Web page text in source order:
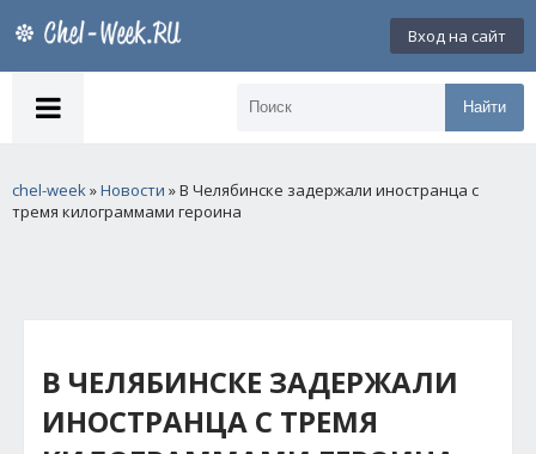
Вход на сайт
Найти
chel-week»Новости » В Челябинске задержали иностранца с
тремя килограммами героина
В ЧЕЛЯБИНСКЕ ЗАДЕРЖАЛИ
ИНОСТРАНЦА С ТРЕМЯ